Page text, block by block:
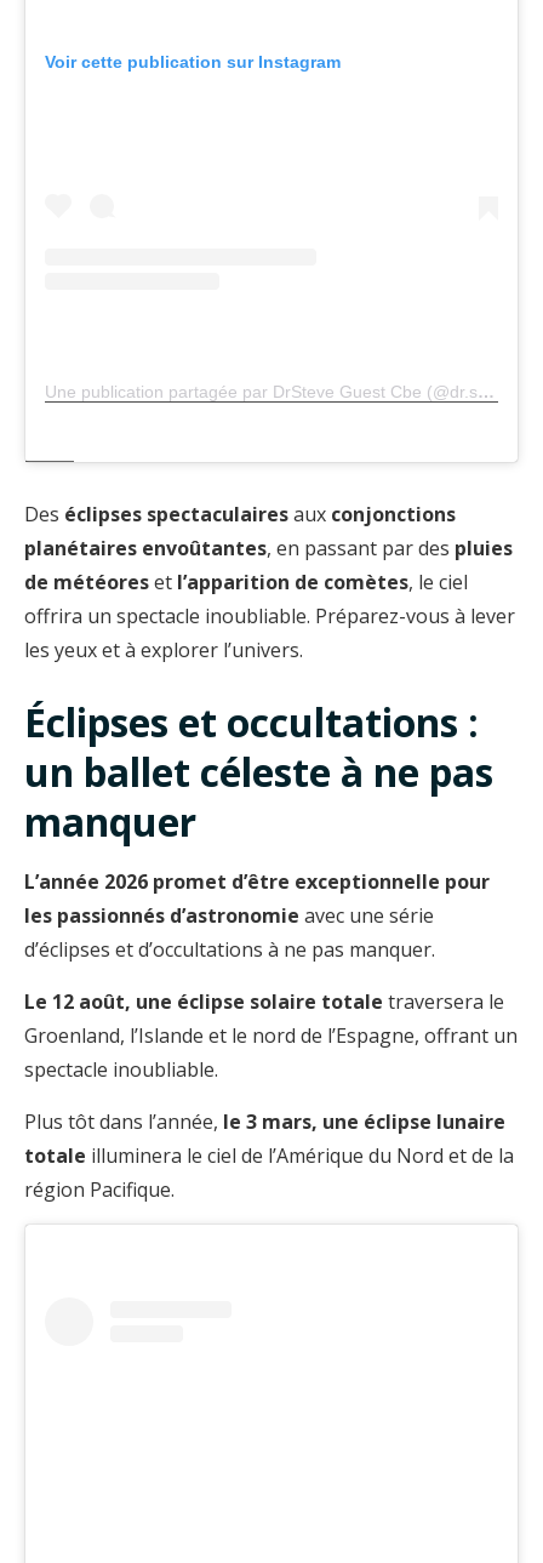
Voir cette publication sur Instagram
Une publication partagée par DrSteve Guest Cbe (@dr.steveguest)
Des éclipses spectaculairesaux conjonctions
planétaires envoûtantes, en passant par des pluies
de météoreset l’apparition de comètes, le ciel
offrira un spectacle inoubliable. Préparez-vous à lever
les yeux et à explorer l’univers.
Éclipses et occultations :
un ballet céleste à ne pas
manquer
L’année 2026 promet d’être exceptionnelle pour
les passionnés d’astronomie avec une série
d’éclipses et d’occultations à ne pas manquer.
Le 12 août, une éclipse solaire totale traversera le
Groenland, l’Islande et le nord de l’Espagne, offrant un
spectacle inoubliable.
Plus tôt dans l’année, le 3 mars, une éclipse lunaire
totale illuminera le ciel de l’Amérique du Nord et de la
région Pacifique.